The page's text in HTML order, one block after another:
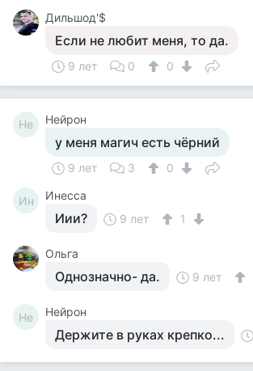
Дильшод'$
Если не любит меня, то да.
9 лет 0 0
Не Нейрон
у меня магич есть чёрний
9 лет 3 0
Ин Инесса
Иии? 9 лет 1
Ольга
Однозначно- да. 9 лет
Не Нейрон
Держите в руках крепко...